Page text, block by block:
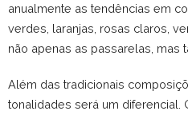
anualmente as tendências em
verdes, laranjas, rosas claros,
não apenas as passarelas, mas
Além das tradicionais
tonalidades será um diferencial.